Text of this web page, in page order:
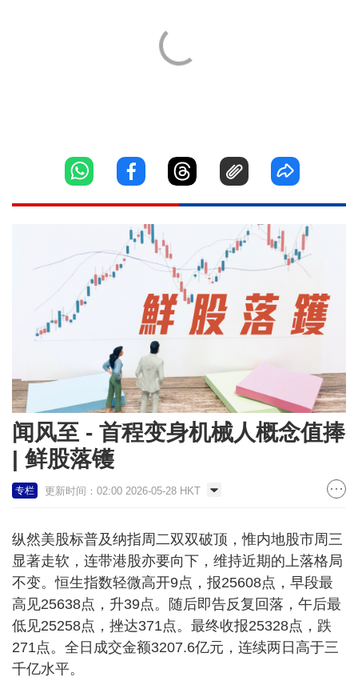
闻风至 - 首程变身机械人概念值捧
| 鲜股落镬
专栏 更新时间：02:00 2026-05-28 HKT
纵然美股标普及纳指周二双双破顶，惟内地股市周三
显著走软，连带港股亦要向下，维持近期的上落格局
不变。恒生指数轻微高开9点，报25608点，早段最
高见25638点，升39点。随后即告反复回落，午后最
低见25258点，挫达371点。最终收报25328点，跌
271点。全日成交金额3207.6亿元，连续两日高于三
千亿水平。